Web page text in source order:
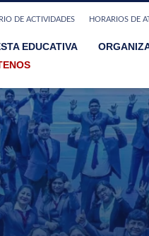
DE ACTIVIDADES HORARIOS DE
EDUCATIVA